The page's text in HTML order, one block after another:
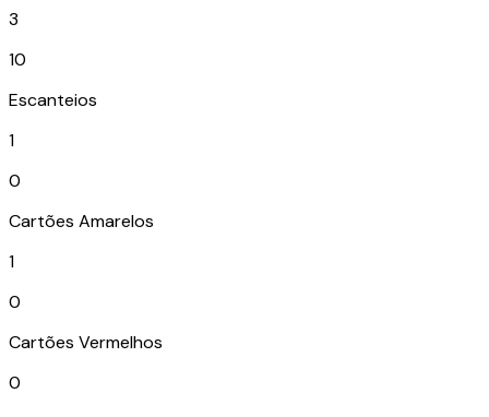
3
10
Escanteios
1
0
Cartões Amarelos
1
0
Cartões Vermelhos
0